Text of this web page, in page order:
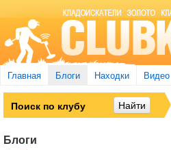
Главная Блоги Находки Видео
Блоги